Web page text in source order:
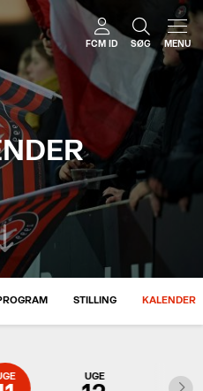
FCM ID SØG MENU
STILLING KALENDER
UGE UGE